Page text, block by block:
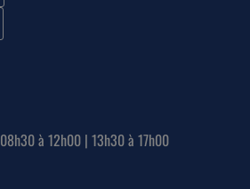
08h30 à 12h00 | 13h30 à 17h00